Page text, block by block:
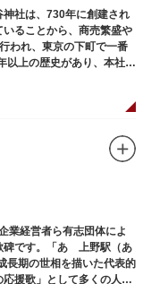
社は、730年に創建され
ることから、商売繁盛や
われ、東京の下町で一番
以上の歴史があり、本社神
の「陰祭り」が隔年に行
龍」の天井絵が掲げられて
て開かれたという「寄席
の御朱印頒布も行ってい
業経営者ら有志団体によ
です。「あゝ上野駅（あ
長期の世相を描いた代表的
援歌」として多くの人々